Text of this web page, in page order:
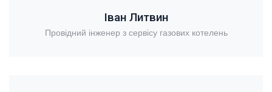
Іван Литвин
Провідний інженер з сервісу газових котелень